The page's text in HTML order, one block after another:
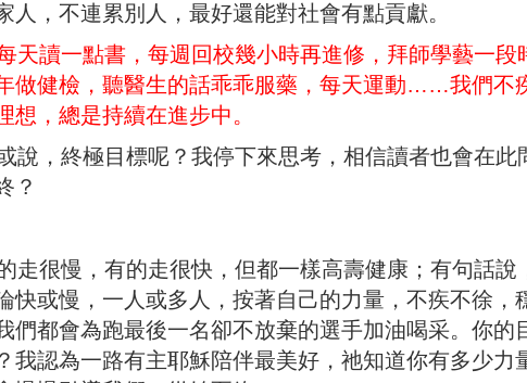
，不連累別人，最好還能對社會有點貢獻。
天讀一點書，每週回校幾小時再進修，拜師學藝一段
做健檢，聽醫生的話乖乖服藥，每天運動……我們不
，總是持續在進步中。
，終極目標呢？我停下來思考，相信讀者也會在此
？
很慢，有的走很快，但都一樣高壽健康；有句話說
快或慢，一人或多人，按著自己的力量，不疾不徐，
們都會為跑最後一名卻不放棄的選手加油喝采。你的
我認為一路有主耶穌陪伴最美好，祂知道你有多少力